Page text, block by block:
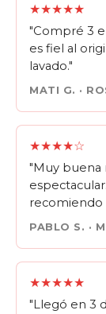
★★★★★
"Compré 3
es fiel al
lavado."
MATI G. ·
★★★★☆
"Muy buena
recomiendo
PABLO S. ·
★★★★★
"Llegó en 3